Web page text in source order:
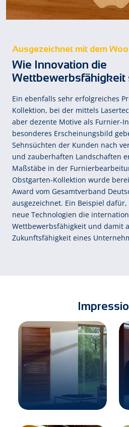
Ausgezeichnet mit dem
Wie Innovation die
Wettbewerbsfähigkeit
Ein ebenfalls sehr erfolgreiches
Kollektion, bei der mittels
aber dezente Motive als Furnier-
besonderes Erscheinungsbild
Sehnsüchten der Kunden nach
und zauberhaften Landschaften
Maßstäbe in der
Obstgarten-Kollektion wurde
Award vom Gesamtverband
ausgezeichnet. Ein Beispiel
neue Technologien die
Wettbewerbsfähigkeit und damit
Zukunftsfähigkeit eines